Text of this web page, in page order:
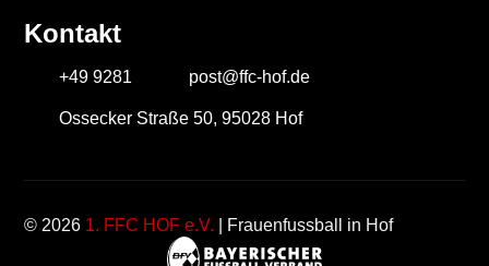
Kontakt
+49 9281 post@ffc-hof.de
Ossecker Straße 50, 95028 Hof
© 2026 1. FFC HOF e.V. | Frauenfussball in Hof